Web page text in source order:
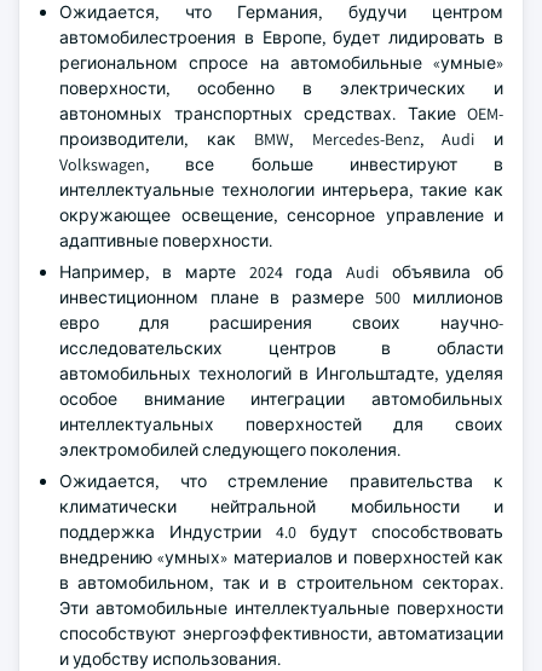
Ожидается, что Германия, будучи центром
автомобилестроения в Европе, будет лидировать в
региональном спросе на автомобильные «умные»
поверхности, особенно в электрических и
автономных транспортных средствах. Такие OEM-
производители, как BMW, Mercedes-Benz, Audi и
Volkswagen, все больше инвестируют в
интеллектуальные технологии интерьера, такие как
окружающее освещение, сенсорное управление и
адаптивные поверхности.
Например, в марте 2024 года Audi объявила об
инвестиционном плане в размере 500 миллионов
евро для расширения своих научно-
исследовательских центров в области
автомобильных технологий в Ингольштадте, уделяя
особое внимание интеграции автомобильных
интеллектуальных поверхностей для своих
электромобилей следующего поколения.
Ожидается, что стремление правительства к
климатически нейтральной мобильности и
поддержка Индустрии 4.0 будут способствовать
внедрению «умных» материалов и поверхностей как
в автомобильном, так и в строительном секторах.
Эти автомобильные интеллектуальные поверхности
способствуют энергоэффективности, автоматизации
и удобству использования.